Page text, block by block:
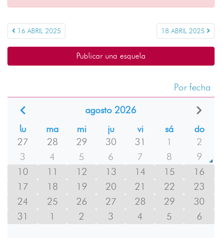
16 ABRIL 2025 18 ABRIL 2025
Publicar una esquela
Por fecha
agosto 2026
lu
ma mi ju vi sá
do
27
28 29 30 31 1
2
3
4 5 6 7 8
9
10
11 12 13 14 15
16
17
18 19 20 21 22
23
24
25 26 27 28 29
30
31
1 2 3 4 5 6